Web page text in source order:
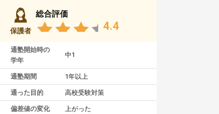
保護者
総合評価
4.4
通塾開始時の
学年
中1
通塾期間 1年以上
通った目的 高校受験対策
偏差値の変化 上がった